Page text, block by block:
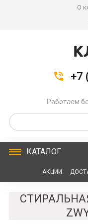
О
+7
Работаем
КАТАЛОГ
АКЦИИ